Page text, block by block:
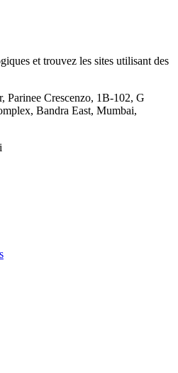
et trouvez les sites utilisant des
Parinee Crescenzo, 1B-102, G
Bandra East, Mumbai,